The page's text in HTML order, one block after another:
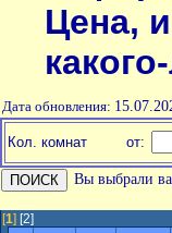
Цена,
Дата обновления:
Кол. комнат от:
Вы выбрали
[1] [2]